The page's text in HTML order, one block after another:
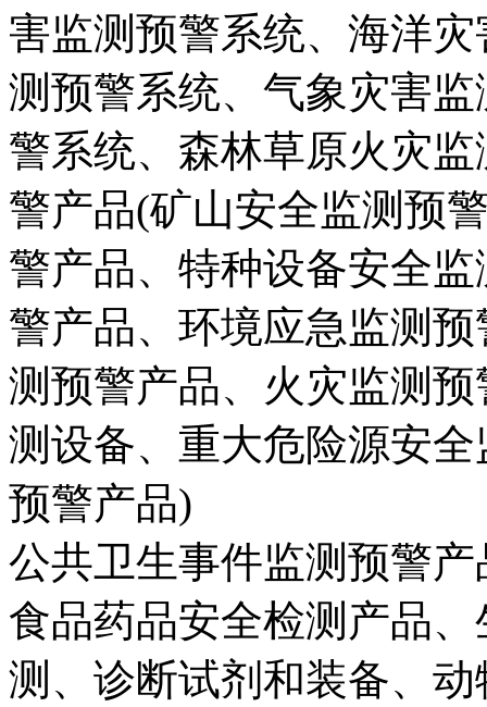
害监测预警系统、海洋
测预警系统、气象灾害
警系统、森林草原火灾
警产品(矿山安全监测预
警产品、特种设备安全
警产品、环境应急监测
测预警产品、火灾监测
测设备、重大危险源安
预警产品)
公共卫生事件监测预警
食品药品安全检测产品
测、诊断试剂和装备、